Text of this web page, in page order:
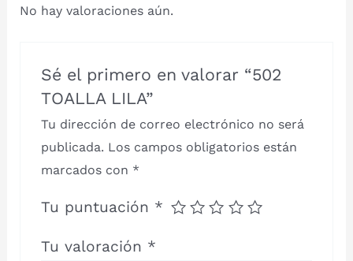
No hay valoraciones aún.
Sé el primero en valorar “502
TOALLA LILA”
Tu dirección de correo electrónico no será
publicada. Los campos obligatorios están
marcados con *
Tu puntuación *
Tu valoración *